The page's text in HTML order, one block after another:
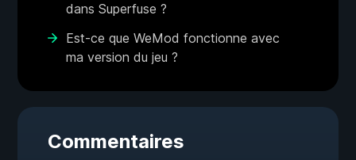
dans Superfuse ?
Est-ce que WeMod fonctionne avec
ma version du jeu ?
Commentaires